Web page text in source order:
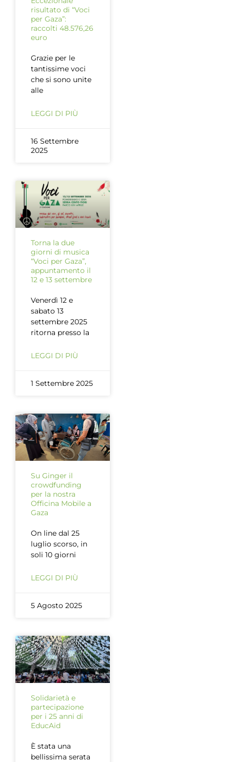
risultato di “Voci
per Gaza”:
raccolti 48.576,26
euro
Grazie per le
tantissime voci
che si sono unite
alle
LEGGI DI PIÙ
16 Settembre
2025
Torna la due
giorni di musica
“Voci per Gaza”,
appuntamento il
12 e 13 settembre
Venerdì 12 e
sabato 13
settembre 2025
ritorna presso la
LEGGI DI PIÙ
1 Settembre 2025
Su Ginger il
crowdfunding
per la nostra
Officina Mobile a
Gaza
On line dal 25
luglio scorso, in
soli 10 giorni
LEGGI DI PIÙ
5 Agosto 2025
Solidarietà e
partecipazione
per i 25 anni di
EducAid
È stata una
bellissima serata